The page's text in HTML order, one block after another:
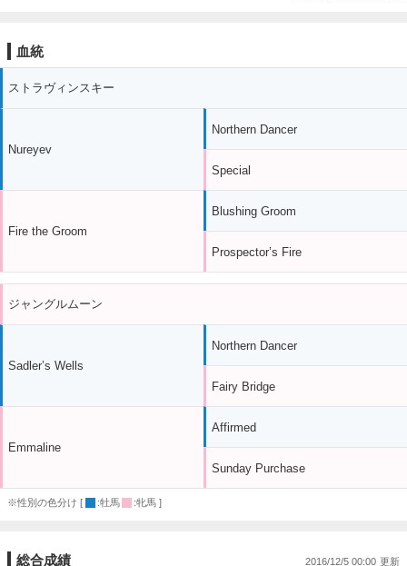
血統
ストラヴィンスキー
Nureyev
Fire the Groom
Northern Dancer
Special
Blushing Groom
Prospector’s Fire
ジャングルムーン
Sadler’s Wells
Emmaline
Northern Dancer
Fairy Bridge
Affirmed
Sunday Purchase
※性別の色分け [ :牡馬 :牝馬 ]
総合成績 2016/12/5 00:00